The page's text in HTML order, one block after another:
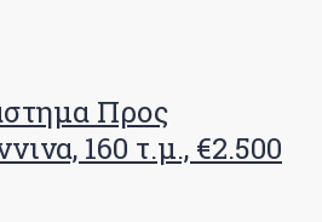
Προς
160 τ.μ., €2.500